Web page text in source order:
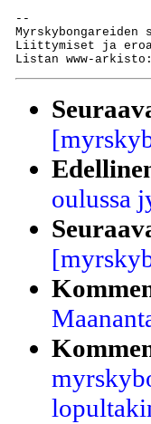
--
Liittymiset ja
Listan www-
oulussa